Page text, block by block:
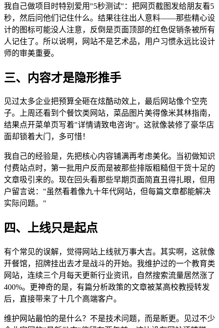
我自己做项目时特别爱用"5秒测试"：把网页截图发给朋友看5
秒，然后问他们记住什么。结果往往出人意料——那些精心设
计的图标可能没人注意，反倒是页面顶部的红色促销条被所有
人记住了。所以说啊，网站不是艺术品，用户习惯永远比设计
师的审美重要。
三、内容才是隐形推手
见过太多企业把预算全砸在炫酷动效上，最后网站像个空壳
子。上周还看到个餐饮类网站，菜品图片美得像米其林指南，
结果点开菜单页写着"详情请致电咨询"。这就像装修了豪华店
面却锁着大门，多可惜！
我自己的经验是，先把核心内容铺满再考虑美化。当初做知识
付费站点时，第一批用户反而是被那些排版粗糙但干货十足的
文章吸引来的。现在回头看那些早期页面简直丑得扎眼，但用
户留言说："虽然看着像九十年代网站，但每篇文章都能解决
实际问题。"
四、上线只是起点
有个常见的误解，觉得网站上线就万事大吉。其实啊，这就像
开餐馆，招牌挂出去才是战斗的开始。我维护过的一个教育类
网站，连续三个月每天更新行业资讯，自然搜索流量居然涨了
400%。更神奇的是，有篇分析政策的文章被某高校教授转发
后，直接带来了十几个高端客户。
维护网站最怕的是什么？不是技术问题，而是断更。见过不少